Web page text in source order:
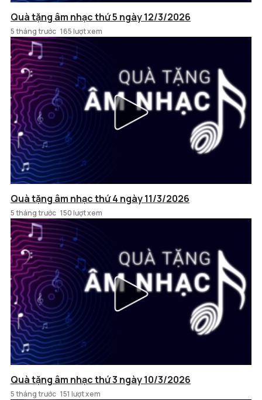
Quà tặng âm nhạc thứ 5 ngày 12/3/2026
5 tháng trước 165 lượt xem
Quà tặng âm nhạc thứ 4 ngày 11/3/2026
5 tháng trước 150 lượt xem
Quà tặng âm nhạc thứ 3 ngày 10/3/2026
5 tháng trước 151 lượt xem